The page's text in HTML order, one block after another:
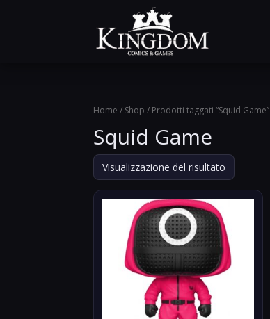
Home / Shop / Prodotti taggati “Squid Game”
Squid Game
Visualizzazione del risultato